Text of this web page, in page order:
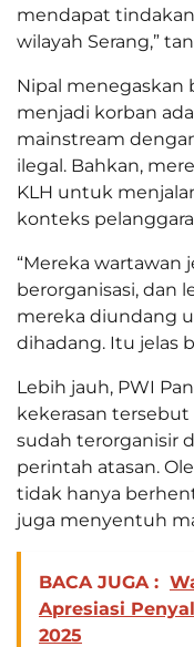
mendapat
wilayah Serang,”
Nipal menegaskan
menjadi korban
mainstream
ilegal. Bahkan,
KLH untuk
konteks
“Mereka wartawan
berorganisasi, dan
mereka diundang
dihadang. Itu jelas
Lebih jauh, PWI
kekerasan
sudah terorganisir
perintah atasan.
tidak hanya
juga menyentuh
BACA JUGA :
Apresiasi
2025